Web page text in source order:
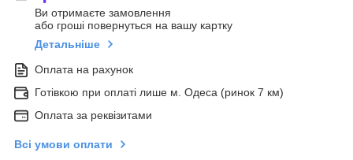
Ви отримаєте замовлення
або гроші повернуться на вашу картку
Детальніше
Оплата на рахунок
Готівкою при оплаті лише м. Одеса (ринок 7 км)
Оплата за реквізитами
Всі умови оплати